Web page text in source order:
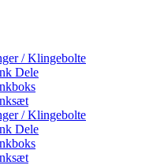
/ Klingebolte
Dele
/ Klingebolte
Dele